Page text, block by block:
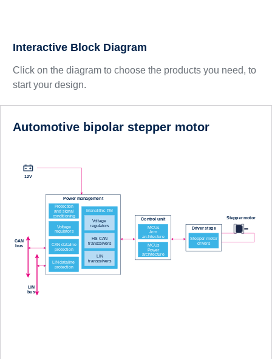
Interactive Block Diagram
Click on the diagram to choose the products you need, to
start your design.
Automotive bipolar stepper motor